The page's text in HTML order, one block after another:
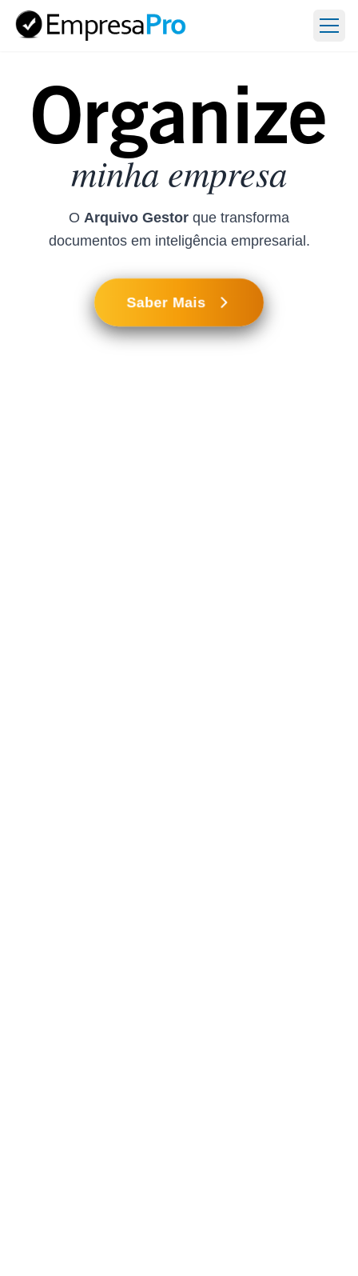
Organize
minha empresa
O Arquivo Gestor que transforma
documentos em inteligência empresarial.
Saber Mais